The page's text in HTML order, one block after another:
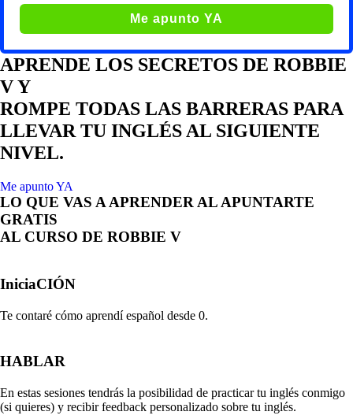
Me apunto YA
APRENDE LOS SECRETOS DE ROBBIE
V Y
ROMPE TODAS LAS BARRERAS PARA
LLEVAR TU INGLÉS AL SIGUIENTE
NIVEL.
Me apunto YA
LO QUE VAS A APRENDER AL APUNTARTE
GRATIS
AL CURSO DE ROBBIE V
IniciaCIÓN
Te contaré cómo aprendí español desde 0.
HABLAR
En estas sesiones tendrás la posibilidad de practicar tu inglés conmigo
(si quieres) y recibir feedback personalizado sobre tu inglés.